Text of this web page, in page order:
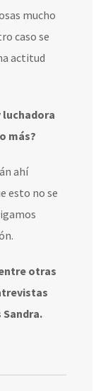
mucho
caso se
actitud
luchadora
más?
ahí
esto no se
otras
Sandra.